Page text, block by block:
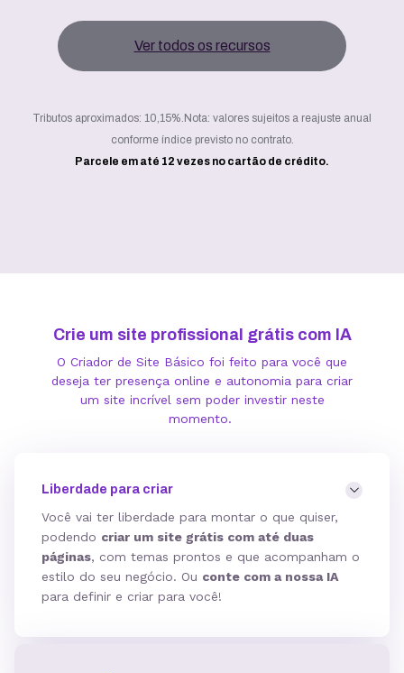
Ver todos os recursos
Tributos aproximados: 10,15%. Nota: valores sujeitos a reajuste anual
conforme índice previsto no contrato.
Parcele em até 12 vezes no cartão de crédito.
Crie um site profissional grátis com IA
O Criador de Site Básico foi feito para você que
deseja ter presença online e autonomia para criar
um site incrível sem poder investir neste
momento.
Liberdade para criar
Você vai ter liberdade para montar o que quiser,
podendo criar um site grátis com até duas
páginas, com temas prontos e que acompanham o
estilo do seu negócio. Ou conte com a nossa IA
para definir e criar para você!